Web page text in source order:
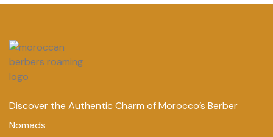
Discover the Authentic Charm of Morocco’s Berber
Nomads